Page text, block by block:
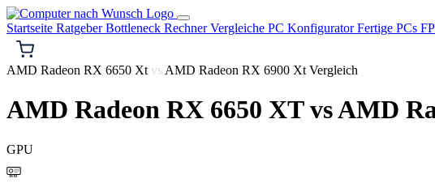
Startseite RatgeberBottleneck RechnerVergleiche PC KonfiguratorFertige PCs
AMD Radeon RX 6650 Xt vs AMD Radeon RX 6900 Xt Vergleich
AMD Radeon RX 6650 XTvsAMD
GPU